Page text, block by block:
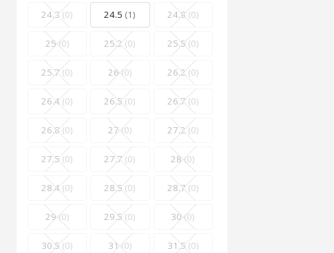
24.3 (0) 24.5 (1) 24.8(0)
25(0) 25.2 (0) 25.5(0)
25.7 (0) 26(0) 26.2(0)
26.4 (0) 26.5 (0) 26.7(0)
26.8 (0) 27(0) 27.2 (0)
27.5 (0) 27.7 (0) 28(0)
28.4 (0) 28.5 (0) 28.7(0)
29(0) 29.5 (0) 30(0)
30.5 (0) 31(0) 31.5(0)